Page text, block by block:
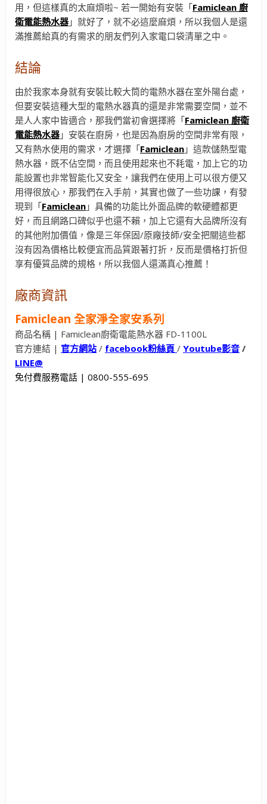
用，但這樣真的太麻煩啦~ 若一開始有安裝「Famiclean 廚
衛電能熱水器 」就好了，就不必這麼麻煩，所以我個人是還
滿推薦給真的有需求的朋友們列入家電口袋清單之中。
結論
由於我家本身就有安裝比較大筒的電熱水器在室外陽台處，
但要安裝這種大型的電熱水器真的還是非常需要空間，並不
是人人家中皆適合，那我們當初會選擇將「Famiclean 廚衛
電能熱水器 」安裝在廚房，也是因為廚房的空間非常有限，
又有熱水使用的需求，才選擇「Famiclean 」這款儲熱型電
熱水器，既不佔空間，而且使用起來也不耗電，加上它的功
能設置也非常智能化又安全，讓我們在使用上可以很方便又
用得很放心，那我們在入手前，其實也做了一些功課，有發
現到「Famiclean 」具備的功能比外面品牌的軟硬體都更
好，而且網路口碑似乎也還不賴，加上它還有大品牌所沒有
的其他附加價值，像是三年保固/原廠技師/安全把關這些都
沒有因為價格比較便宜而品質跟著打折，反而是價格打折但
享有優質品牌的規格，所以我個人還滿真心推薦！
廠商資訊
Famiclean 全家淨全家安系列
商品名稱 | Famiclean廚衛電能熱水器 FD-1100L
官方連結 | 官方網站 / facebook粉絲頁 / Youtube影音 /
LINE@
免付費服務電話 | 0800-555-695